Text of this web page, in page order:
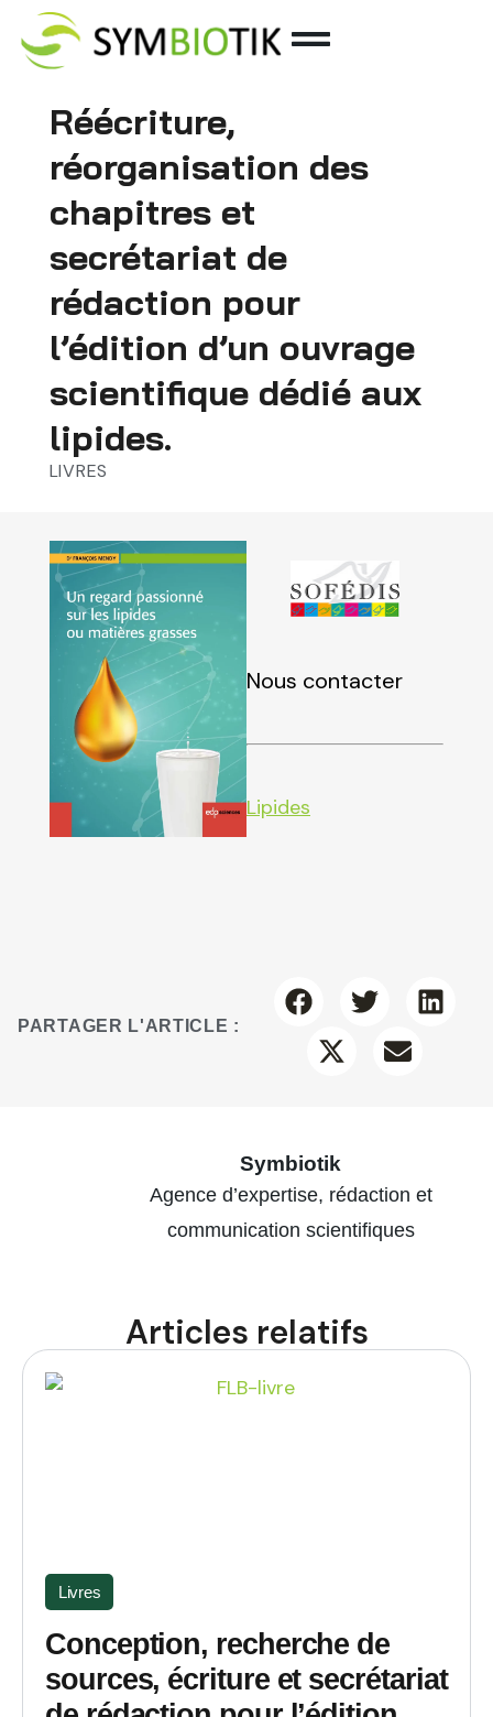
Réécriture,
réorganisation des
chapitres et
secrétariat de
rédaction pour
l’édition d’un ouvrage
scientifique dédié aux
lipides.
LIVRES
Nous contacter
Lipides
PARTAGER L'ARTICLE :
Symbiotik
Agence d’expertise, rédaction et
communication scientifiques
Articles relatifs
Livres
Conception, recherche de
sources, écriture et secrétariat